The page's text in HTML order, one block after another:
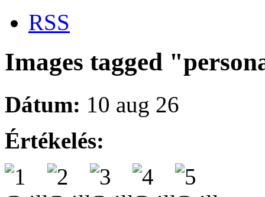
RSS
Images tagged
Dátum: 10 aug 26
Értékelés: